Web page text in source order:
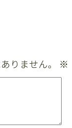
りません。 ※